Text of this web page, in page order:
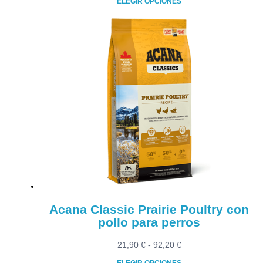
desde
31,90 €
hasta
57,90 €
Este
producto
múltiples
variantes.
Las
opciones
se
pueden
elegir
en
la
página
Acana Classic Prairie Poultry con
pollo para perros
21,90 € - 92,20 €Rango